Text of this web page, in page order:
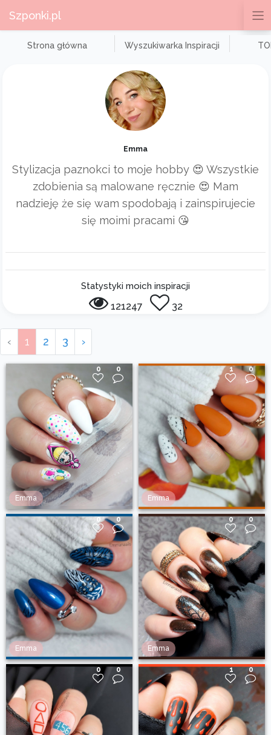
Szponki.pl
Strona główna Wyszukiwarka Inspiracji
Emma
Stylizacja paznokci to moje hobby 😍 Wszystkie
zdobienia są malowane ręcznie 😍 Mam
nadzieję że się wam spodobają i zainspirujecie
się moimi pracami 😘
Statystyki moich inspiracji
121247 32
‹ 1 2 3 ›
0 0
Emma
1 0
Emma
0 0
Emma
0 0
Emma
0 0 1 0